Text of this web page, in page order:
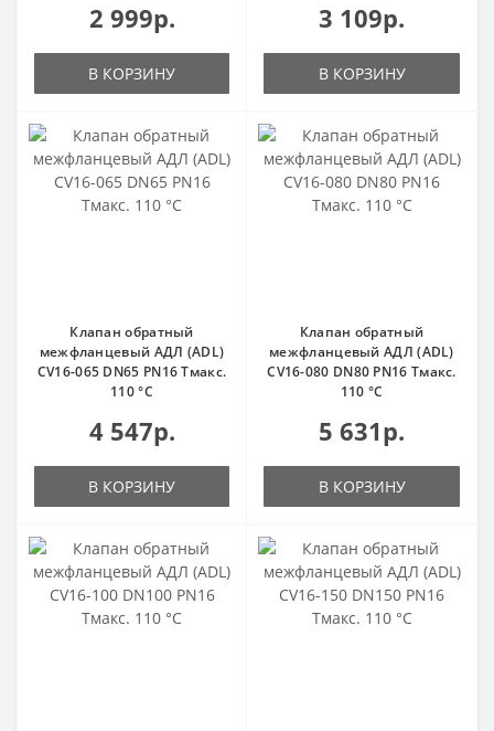
2 999р.
В КОРЗИНУ
3 109р.
В КОРЗИНУ
Клапан обратный
межфланцевый АДЛ (ADL)
CV16-065 DN65 PN16 Тмакс.
110 °С
4 547р.
В КОРЗИНУ
Клапан обратный
межфланцевый АДЛ (ADL)
CV16-080 DN80 PN16 Тмакс.
110 °С
5 631р.
В КОРЗИНУ